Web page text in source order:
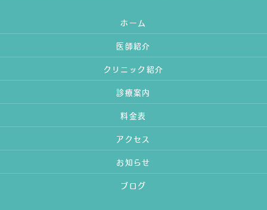
ホーム
医師紹介
クリニック紹介
診療案内
料金表
アクセス
お知らせ
ブログ